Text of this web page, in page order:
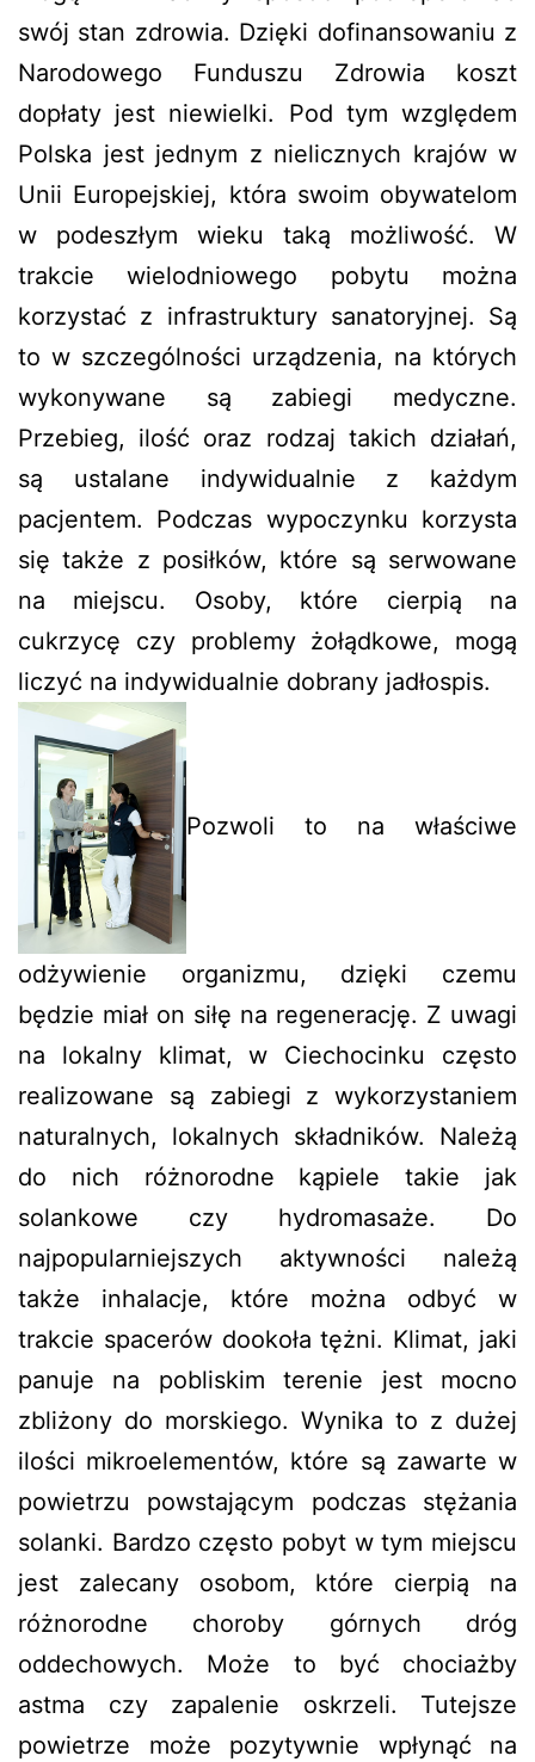
swój stan zdrowia. Dzięki dofinansowaniu z
Narodowego Funduszu Zdrowia koszt
dopłaty jest niewielki. Pod tym względem
Polska jest jednym z nielicznych krajów w
Unii Europejskiej, która swoim obywatelom
w podeszłym wieku taką możliwość. W
trakcie wielodniowego pobytu można
korzystać z infrastruktury sanatoryjnej. Są
to w szczególności urządzenia, na których
wykonywane są zabiegi medyczne.
Przebieg, ilość oraz rodzaj takich działań,
są ustalane indywidualnie z każdym
pacjentem. Podczas wypoczynku korzysta
się także z posiłków, które są serwowane
na miejscu. Osoby, które cierpią na
cukrzycę czy problemy żołądkowe, mogą
liczyć na indywidualnie dobrany jadłospis.
Pozwoli to na właściwe
odżywienie organizmu, dzięki czemu
będzie miał on siłę na regenerację. Z uwagi
na lokalny klimat, w Ciechocinku często
realizowane są zabiegi z wykorzystaniem
naturalnych, lokalnych składników. Należą
do nich różnorodne kąpiele takie jak
solankowe czy hydromasaże. Do
najpopularniejszych aktywności należą
także inhalacje, które można odbyć w
trakcie spacerów dookoła tężni. Klimat, jaki
panuje na pobliskim terenie jest mocno
zbliżony do morskiego. Wynika to z dużej
ilości mikroelementów, które są zawarte w
powietrzu powstającym podczas stężania
solanki. Bardzo często pobyt w tym miejscu
jest zalecany osobom, które cierpią na
różnorodne choroby górnych dróg
oddechowych. Może to być chociażby
astma czy zapalenie oskrzeli. Tutejsze
powietrze może pozytywnie wpłynąć na